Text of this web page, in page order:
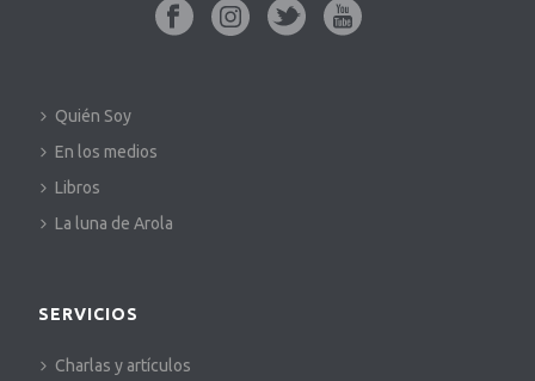
Quién Soy
En los medios
Libros
La luna de Arola
SERVICIOS
Charlas y artículos